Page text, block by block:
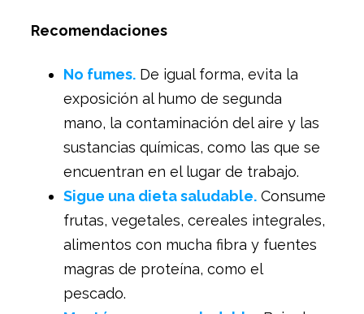
Recomendaciones
No fumes. De igual forma, evita la
exposición al humo de segunda
mano, la contaminación del aire y las
sustancias químicas, como las que se
encuentran en el lugar de trabajo.
Sigue una dieta saludable. Consume
frutas, vegetales, cereales integrales,
alimentos con mucha fibra y fuentes
magras de proteína, como el
pescado.